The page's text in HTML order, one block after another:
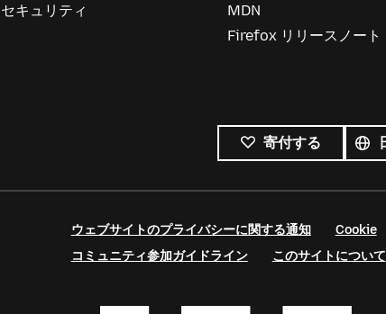
セキュリティ
MDN
Firefox リリースノート
寄付する
べ
て
の
言
語
ウェブサイトのプライバシーに関する通知 Cookie
コミュニティ参加ガイドライン
このサイトについて